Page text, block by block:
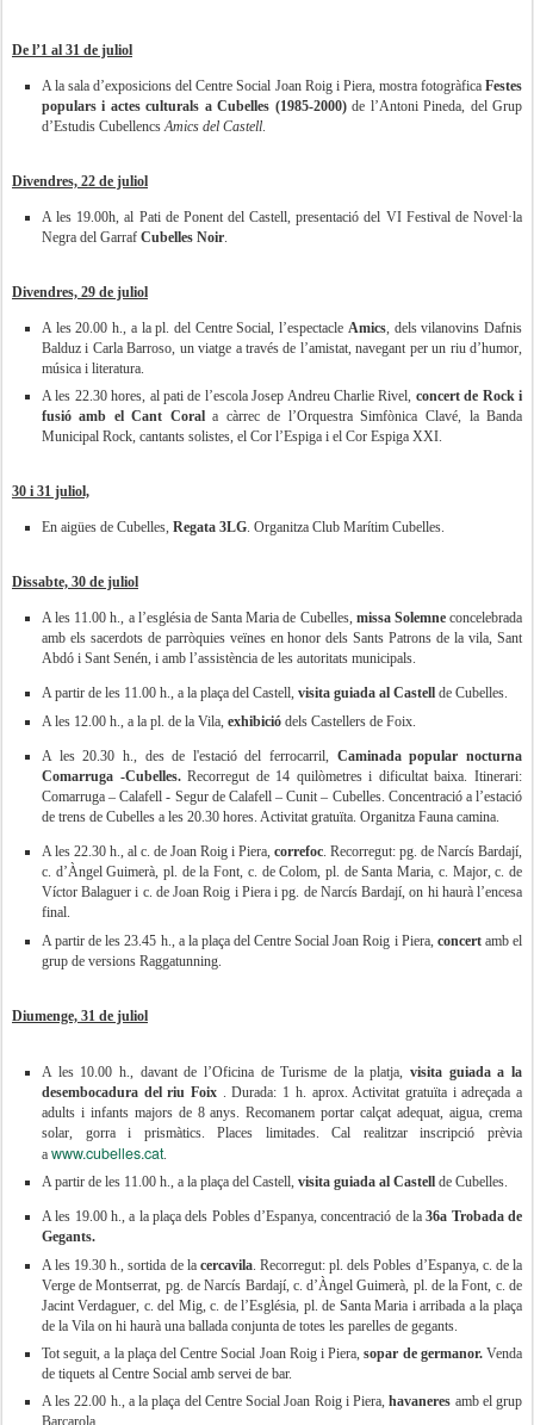
De l’1 al 31 de juliol
A la sala d’exposicions del Centre Social Joan Roig i Piera, mostra fotogràficaFestes
populars i actes culturals a Cubelles (1985-2000)de l’Antoni Pineda, del Grup
d’Estudis CubellencsAmics del Castell.
Divendres, 22 de juliol
A les 19.00h, al Pati de Ponent del Castell, presentació del VI Festival de Novel·la
Negra del Garraf Cubelles Noir.
Divendres, 29 de juliol
A les 20.00 h., a la pl. del Centre Social, l’espectacle Amics, dels vilanovins Dafnis
Balduz i Carla Barroso, un viatge a través de l’amistat, navegant per un riu d’humor,
música i literatura.
A les 22.30 hores, al pati de l’escola Josep Andreu Charlie Rivel, concert de Rock i
fusió amb el Cant Corala càrrec de l’Orquestra Simfònica Clavé, la Banda
Municipal Rock, cantants solistes, el Cor l’Espiga i el Cor Espiga XXI.
30 i 31 juliol,
En aigües de Cubelles, Regata 3LG. Organitza Club Marítim Cubelles.
Dissabte, 30 de juliol
A les 11.00 h., a l’església de Santa Maria de Cubelles, missa Solemneconcelebrada
amb els sacerdots de parròquies veïnes en honor dels Sants Patrons de la vila, Sant
Abdó i Sant Senén, i amb l’assistència de les autoritats municipals.
A partir de les 11.00 h., a la plaça del Castell, visita guiada al Castellde Cubelles.
A les 12.00 h., a la pl. de la Vila, exhibiciódels Castellers de Foix.
A les 20.30 h., des de l'estació del ferrocarril, Caminada popular nocturna
Comarruga -Cubelles.Recorregut de 14 quilòmetres i dificultat baixa. Itinerari:
Comarruga – Calafell - Segur de Calafell – Cunit – Cubelles. Concentració a l’estació
de trens de Cubelles a les 20.30 hores. Activitat gratuïta. Organitza Fauna camina.
A les 22.30 h., al c. de Joan Roig i Piera, correfoc. Recorregut: pg. de Narcís Bardají,
c. d’Àngel Guimerà, pl. de la Font, c. de Colom, pl. de Santa Maria, c. Major, c. de
Víctor Balaguer i c. de Joan Roig i Piera i pg. de Narcís Bardají, on hi haurà l’encesa
final.
A partir de les 23.45 h., a la plaça del Centre Social Joan Roig i Piera, concertamb el
grup de versions Raggatunning.
Diumenge, 31 de juliol
A les 10.00 h., davant de l’Oficina de Turisme de la platja,
visita guiada a la
desembocadura del riu Foix . Durada: 1 h. aprox. Activitat gratuïta i adreçada a
adults i infants majors de 8 anys. Recomanem portar calçat adequat, aigua, crema
solar, gorra i prismàtics. Places limitades. Cal realitzar inscripció prèvia
a www.cubelles.cat.
A partir de les 11.00 h., a la plaça del Castell, visita guiada al Castellde Cubelles.
A les 19.00 h., a la plaça dels Pobles d’Espanya, concentració de la36a Trobada de
Gegants.
A les 19.30 h., sortida de la cercavila. Recorregut: pl. dels Pobles d’Espanya, c. de la
Verge de Montserrat, pg. de Narcís Bardají, c. d’Àngel Guimerà, pl. de la Font, c. de
Jacint Verdaguer, c. del Mig, c. de l’Església, pl. de Santa Maria i arribada a la plaça
de la Vila on hi haurà una ballada conjunta de totes les parelles de gegants.
Tot seguit, a la plaça del Centre Social Joan Roig i Piera,sopar de germanor.Venda
de tiquets al Centre Social amb servei de bar.
A les 22.00 h., a la plaça del Centre Social Joan Roig i Piera,havaneres amb el grup
Barcarola.